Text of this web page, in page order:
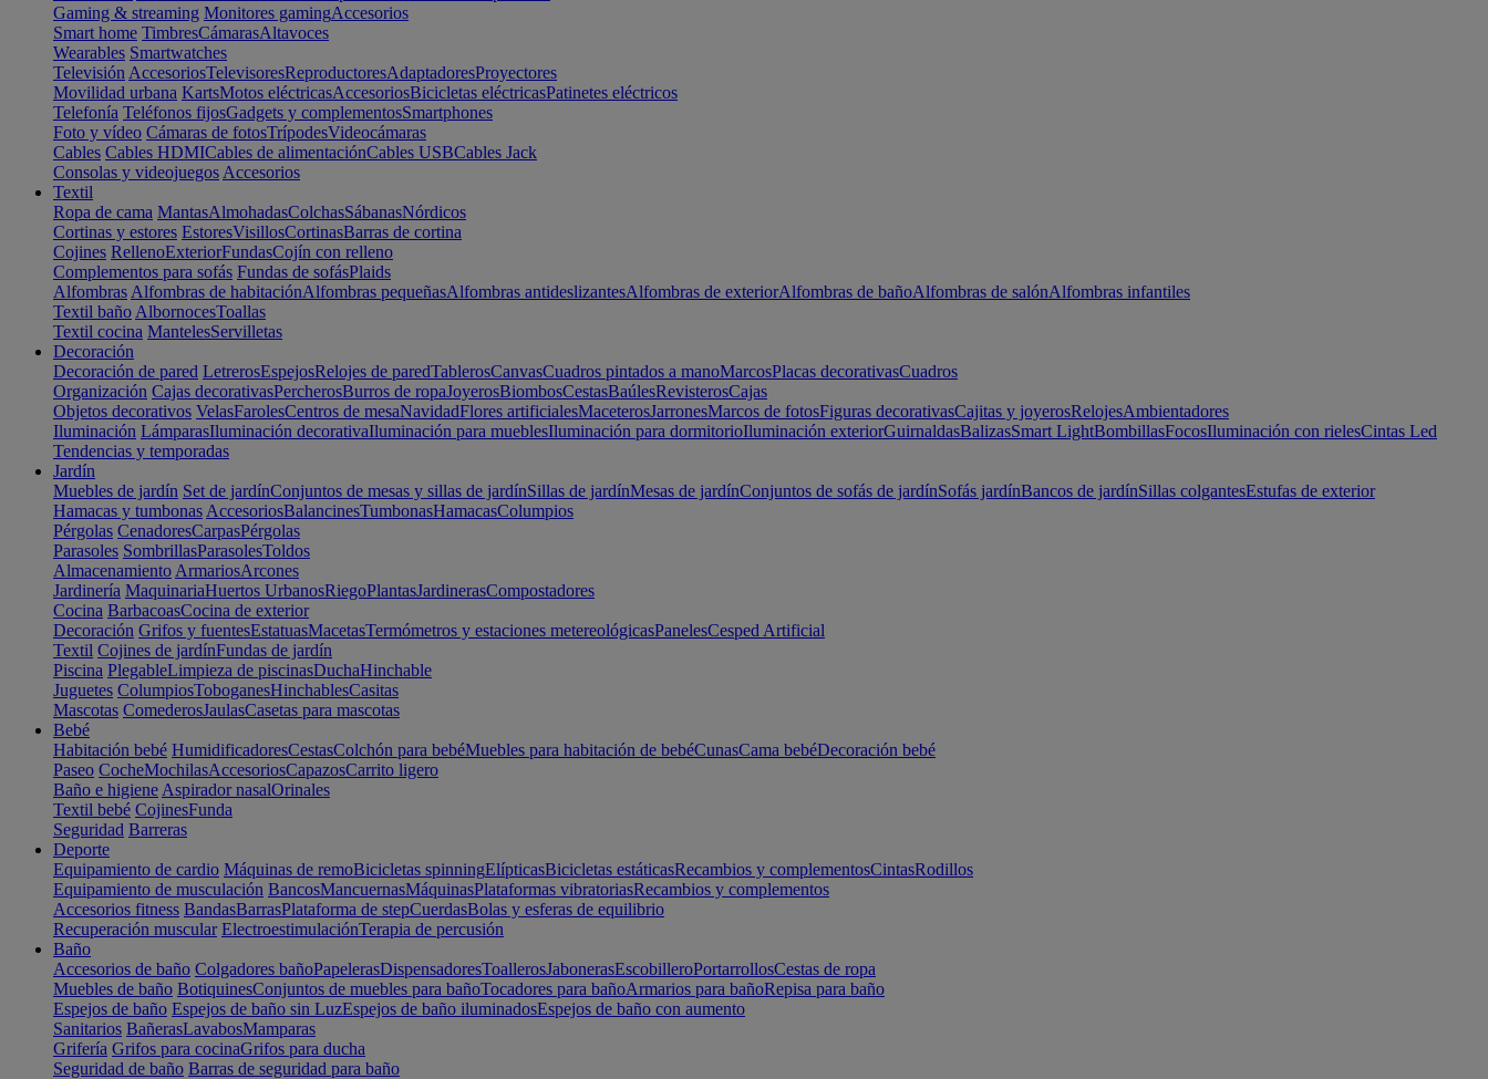
Gaming & streaming Monitores gamingAccesorios
Smart home TimbresCámarasAltavoces
Wearables Smartwatches
Televisión AccesoriosTelevisoresReproductoresAdaptadoresProyectores
Movilidad urbana KartsMotos eléctricasAccesoriosBicicletas eléctricasPatinetes eléctricos
Telefonía Teléfonos fijosGadgets y complementosSmartphones
Foto y vídeo Cámaras de fotosTrípodesVideocámaras
Cables Cables HDMICables de alimentaciónCables USBCables Jack
Consolas y videojuegos Accesorios
Textil
Ropa de cama MantasAlmohadasColchasSábanasNórdicos
Cortinas y estores EstoresVisillosCortinasBarras de cortina
Cojines RellenoExteriorFundasCojín con relleno
Complementos para sofás Fundas de sofásPlaids
Alfombras Alfombras de habitaciónAlfombras pequeñasAlfombras antideslizantesAlfombras de exteriorAlfombras de bañoAlfombras de salónAlfombras infantiles
Textil baño AlbornocesToallas
Textil cocina MantelesServilletas
Decoración
Decoración de pared LetrerosEspejosRelojes de paredTablerosCanvasCuadros pintados a manoMarcosPlacas decorativasCuadros
Organización Cajas decorativasPercherosBurros de ropaJoyerosBiombosCestasBaúlesRevisterosCajas
Objetos decorativos VelasFarolesCentros de mesaNavidadFlores artificialesMaceterosJarronesMarcos de fotosFiguras decorativasCajitas y joyerosRelojesAmbientadores
Iluminación LámparasIluminación decorativaIluminación para mueblesIluminación para dormitorioIluminación exteriorGuirnaldasBalizasSmart LightBombillasFocosIluminación con rielesCintas Led
Tendencias y temporadas
Jardín
Muebles de jardín Set de jardínConjuntos de mesas y sillas de jardínSillas de jardínMesas de jardínConjuntos de sofás de jardínSofás jardínBancos de jardínSillas colgantesEstufas de exterior
Hamacas y tumbonas AccesoriosBalancinesTumbonasHamacasColumpios
Pérgolas CenadoresCarpasPérgolas
Parasoles SombrillasParasolesToldos
Almacenamiento ArmariosArcones
Jardinería MaquinariaHuertos UrbanosRiegoPlantasJardinerasCompostadores
Cocina BarbacoasCocina de exterior
Decoración Grifos y fuentesEstatuasMacetasTermómetros y estaciones metereológicasPanelesCesped Artificial
Textil Cojines de jardínFundas de jardín
Piscina PlegableLimpieza de piscinasDuchaHinchable
Juguetes ColumpiosToboganesHinchablesCasitas
Mascotas ComederosJaulasCasetas para mascotas
Bebé
Habitación bebé HumidificadoresCestasColchón para bebéMuebles para habitación de bebéCunasCama bebéDecoración bebé
Paseo CocheMochilasAccesoriosCapazosCarrito ligero
Baño e higiene Aspirador nasalOrinales
Textil bebé CojinesFunda
Seguridad Barreras
Deporte
Equipamiento de cardio Máquinas de remoBicicletas spinningElípticasBicicletas estáticasRecambios y complementosCintasRodillos
Equipamiento de musculación BancosMancuernasMáquinasPlataformas vibratoriasRecambios y complementos
Accesorios fitness BandasBarrasPlataforma de stepCuerdasBolas y esferas de equilibrio
Recuperación muscular ElectroestimulaciónTerapia de percusión
Baño
Accesorios de baño Colgadores bañoPapelerasDispensadoresToallerosJabonerasEscobilleroPortarrollosCestas de ropa
Muebles de baño BotiquinesConjuntos de muebles para bañoTocadores para bañoArmarios para bañoRepisa para baño
Espejos de baño Espejos de baño sin LuzEspejos de baño iluminadosEspejos de baño con aumento
Sanitarios BañerasLavabosMamparas
Grifería Grifos para cocinaGrifos para ducha
Seguridad de baño Barras de seguridad para baño